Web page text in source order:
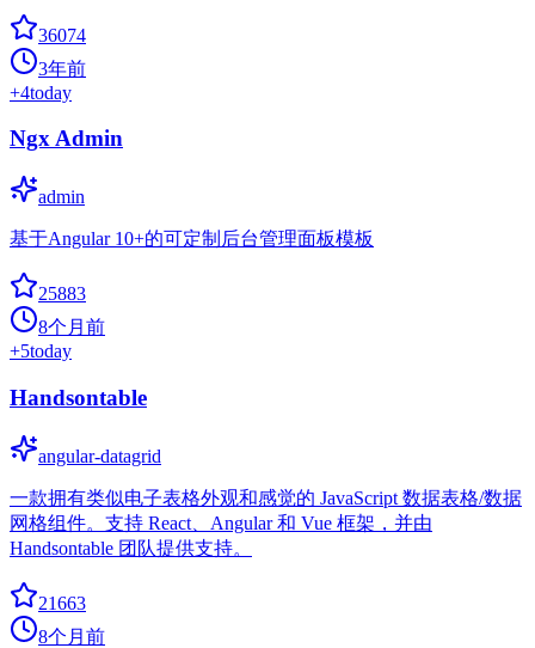
36074
3年前
+4today
Ngx Admin
admin
基于Angular 10+的可定制后台管理面板模板
25883
8个月前
+5today
Handsontable
angular-datagrid
一款拥有类似电子表格外观和感觉的 JavaScript 数据表格/数据
网格组件。支持 React、Angular 和 Vue 框架，并由
Handsontable 团队提供支持。
21663
8个月前